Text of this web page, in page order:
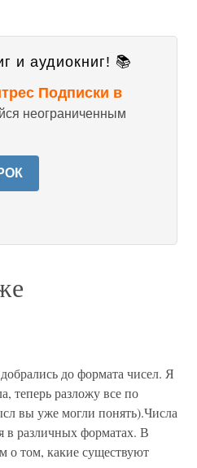
и аудиокниг! 📚
Подписки в
неограниченным
до формата чисел. Я
теперь разложу все по
вы уже могли понять).Числа
в различных форматах. В
о том, какие существуют